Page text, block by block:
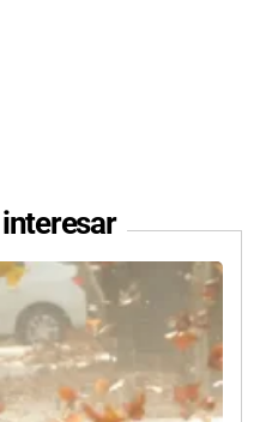
interesar